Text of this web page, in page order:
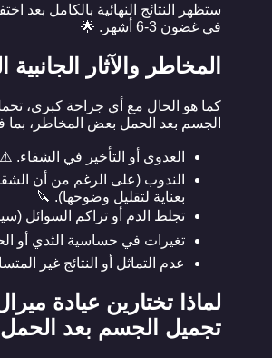
ستظهر النتائج النهائية بالكامل بعد
في غضون 3-6 أشهر. 🌟
المخاطر والآثار الجانبية
كما هو الحال مع أي جراحة كبرى،
الجسم بعد الحمل بعض المخاطر، بما
العدوى أو التأخير في الشفاء. ⚠️
الندوب (على الرغم من أن
بعناية لتقليل وضوحها). 🔪
تجلط الدم أو تراكم السوائل
تغيرات في حساسية الثدي أو
عدم التماثل أو النتائج غير
لماذا تختارين عيادة
تجميل الجسم بعد